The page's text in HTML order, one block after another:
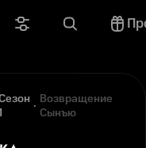
Возвращение
Сынъю